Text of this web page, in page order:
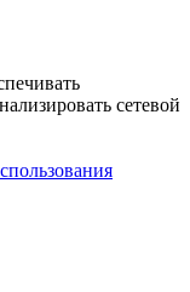
сетевой